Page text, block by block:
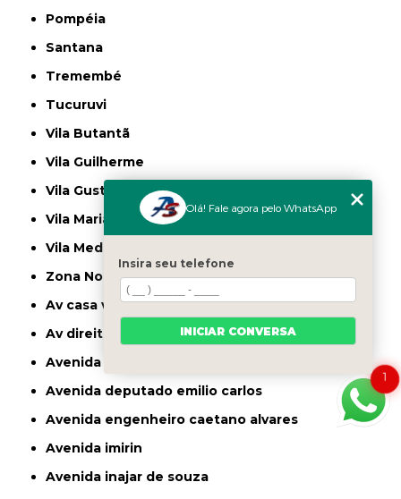
Pompéia
Santana
Tremembé
Tucuruvi
Vila Butantã
Vila Guilherme
Vila Gustavo
Vila Maria
Vila Medeiros
Zona Norte
av casa verde
av direitos humanos
avenida casa verde
avenida deputado emilio carlos
avenida engenheiro caetano alvares
avenida imirin
avenida inajar de souza
1
Olá! Fale agora pelo WhatsApp
Insira seu telefone
INICIAR CONVERSA